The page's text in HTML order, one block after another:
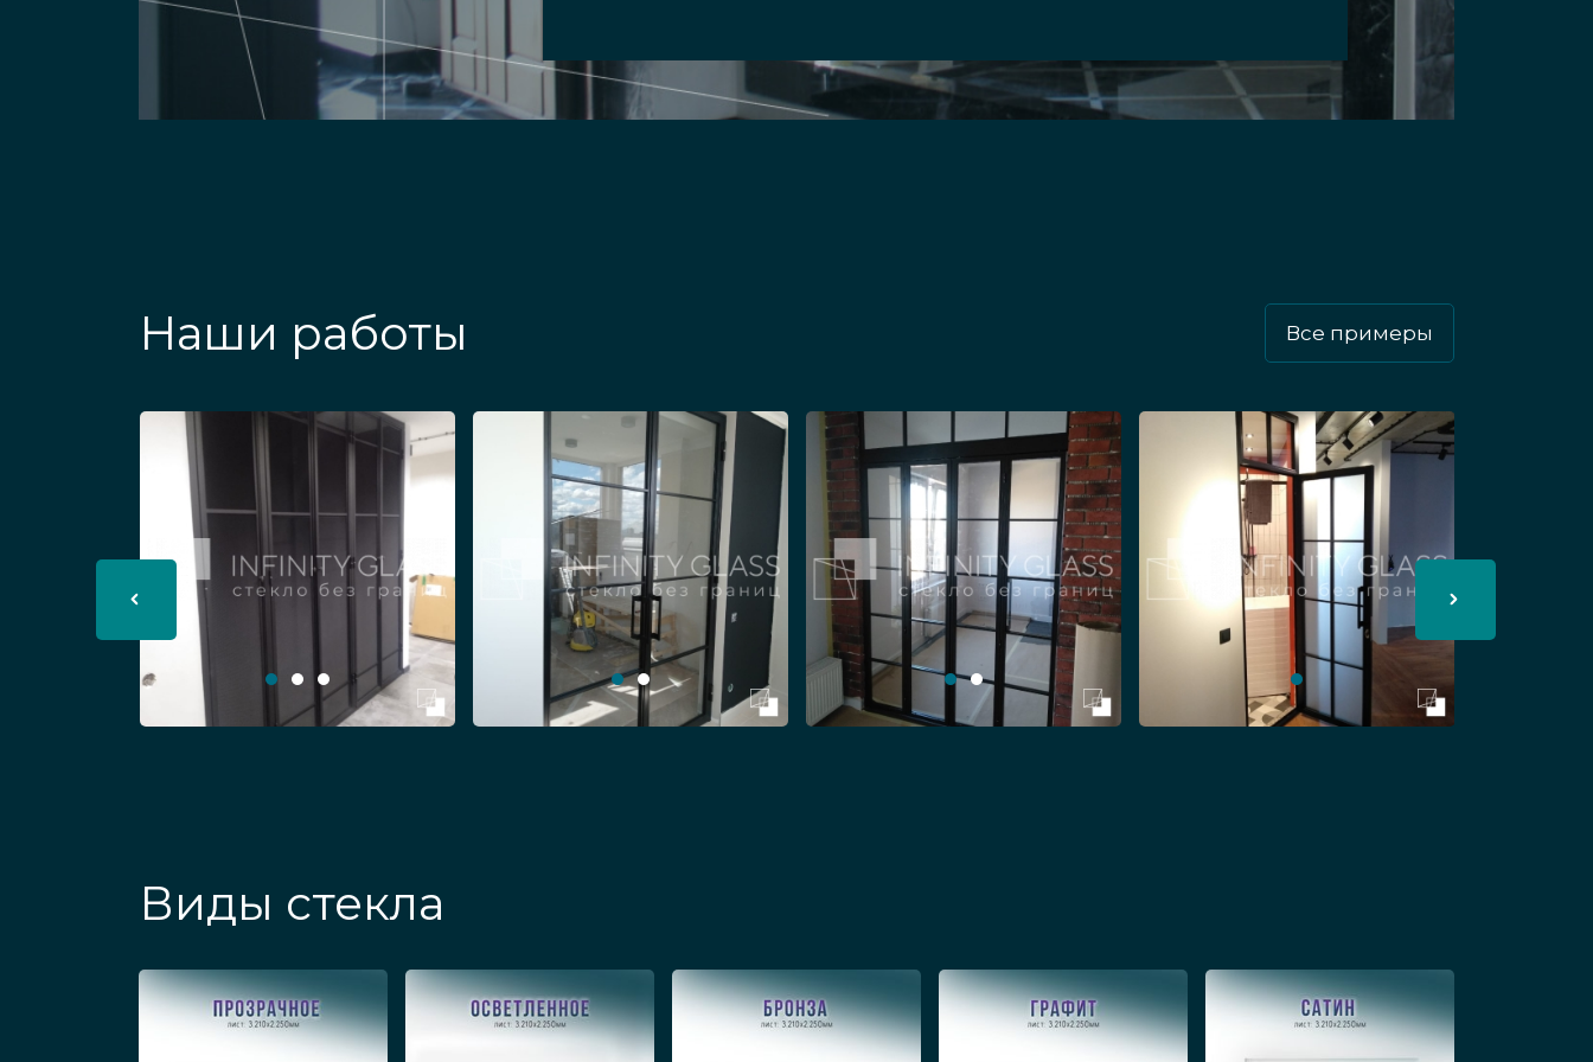
из стекла не нужно устанавливать дополнительные источники света.
Важно, что безопасные стеклянные панели межкомнатного варианта перегородки обладают высокой
прочностью, при повреждении изделия лофт не распадаются на мелкие осколки. Подобные системы из стекла не
разделения жилых и рабочих зон в лофт кабинетах. Качественные системы из стекла служат много лет при
соблюдении условий эксплуатации, соответствуют требованиям безопасности.
Варианты конструкций
Мы выполняем заказы на стеклянные межкомнатные двери и перегородки, предлагаем купить стильные конструкции
лофт с установкой под ключ с разными типами открывания, в том числе:
С распашными створками из стекла. Представляют собой классический функциональный вариант перегородок
для просторных помещений. Такие стеклянные изделия из серии лофт заказывают в качестве межкомнатных стен
во входные зоны ресторанов, также они применяются в других публичных местах.
Складные конструкции из стекла. Их полотна собираются как книжка, открывая полностью весь стеклянный
Статичные перегородки крепятся к полу и потолку, являются популярным межкомнатным элементом студий,
Наши работы Все примеры
Виды стекла